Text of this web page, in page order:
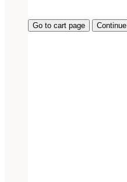
Go to cart page Continue